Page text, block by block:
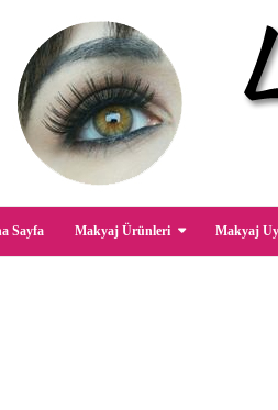
Sayfa Makyaj Ürünleri Makyaj